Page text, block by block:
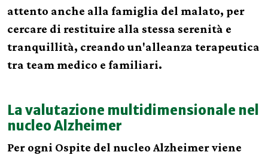
attento anche alla famiglia del malato, per
cercare di restituire alla stessa serenità e
tranquillità, creando un'alleanza terapeutica
tra team medico e familiari.
La valutazione multidimensionale nel
nucleo Alzheimer
Per ogni Ospite del nucleo Alzheimer viene